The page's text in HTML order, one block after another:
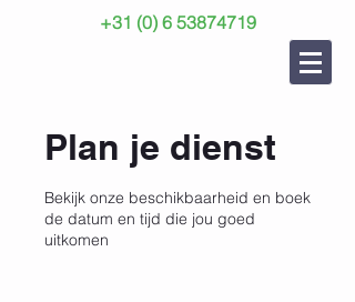
+31 (0) 6 53874719
Plan je dienst
Bekijk onze beschikbaarheid en boek
de datum en tijd die jou goed
uitkomen